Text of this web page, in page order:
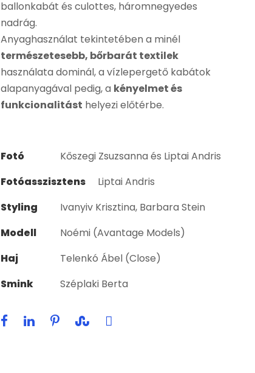
ballonkabát és culottes, háromnegyedes
nadrág.
Anyaghasználat tekintetében a minél
természetesebb, bőrbarát textilek
használata dominál, a vízlepergető kabátok
alapanyagával pedig, a kényelmet és
funkcionalitást helyezi előtérbe.
Fotó
Kőszegi Zsuzsanna és Liptai Andris
Fotóasszisztens
Liptai Andris
Styling
Ivanyiv Krisztina, Barbara Stein
Modell
Noémi (Avantage Models)
Haj
Telenkó Ábel (Close)
Smink
Széplaki Berta